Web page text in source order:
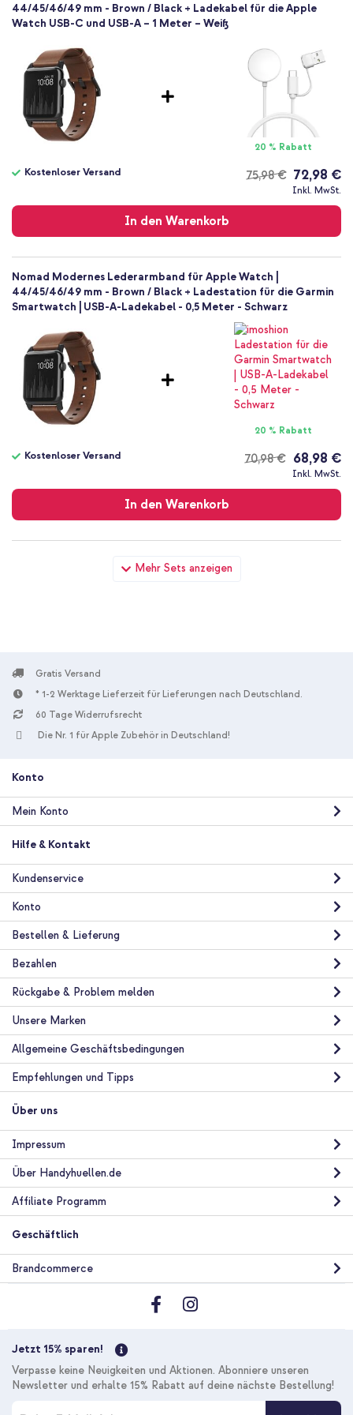
Mehr Sets anzeigen
44/45/46/49 mm - Brown / Black + Ladekabel für die Apple
Watch USB-C und USB-A – 1 Meter – Weiß
20 % Rabatt
75,98 €
Kostenloser Versand 72,98 €
Inkl. MwSt.
In den Warenkorb
Versand
Nomad Modernes Lederarmband für Apple Watch |
44/45/46/49 mm - Brown / Black + Ladestation für die Garmin
Smartwatch | USB-A-Ladekabel - 0,5 Meter - Schwarz
20 % Rabatt
70,98 €
Kostenloser Versand 68,98 €
Inkl. MwSt.
In den Warenkorb
Versand
Nomad Modernes Lederarmband für Apple Watch |
44/45/46/49 mm - Brown / Black + Wandladegerät - Ladegerät
Kostenloser Versand
Versand
Gratis Versand
* 1-2 Werktage Lieferzeit für Lieferungen nach Deutschland.
60 Tage Widerrufsrecht
Die Nr. 1 für Apple Zubehör in Deutschland!
Konto
Mein Konto
Hilfe & Kontakt
Kundenservice
Konto
Bestellen & Lieferung
Bezahlen
Rückgabe & Problem melden
Unsere Marken
Allgemeine Geschäftsbedingungen
Empfehlungen und Tipps
Über uns
Impressum
Über Handyhuellen.de
Affiliate Programm
Geschäftlich
Brandcommerce
Jetzt 15% sparen!
Verpasse keine Neuigkeiten und Aktionen. Abonniere unseren
Newsletter und erhalte 15% Rabatt auf deine nächste Bestellung!